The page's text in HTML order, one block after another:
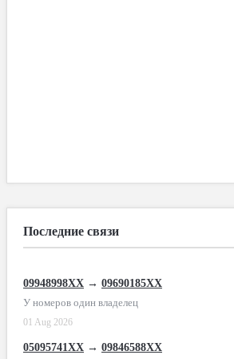
Последние связи
09948998XX → 09690185XX
У номеров один владелец
01 Aug 2026
05095741XX → 09846588XX